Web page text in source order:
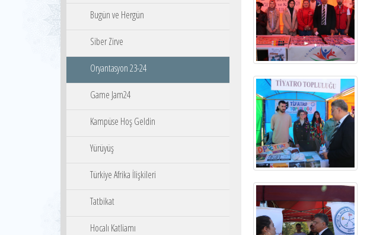
Bugün ve Hergün
Siber Zirve
Oryantasyon 23-24
Game Jam24
Kampüse Hoş Geldin
Yürüyüş
Türkiye Afrika İlişkileri
Tatbikat
Hocalı Katliamı